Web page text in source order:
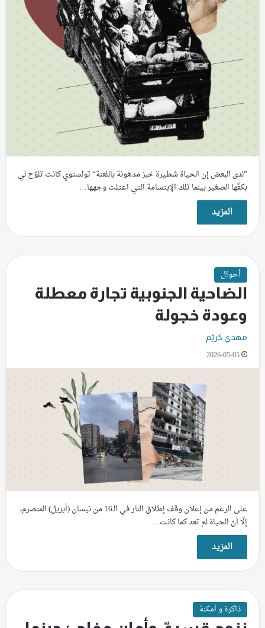
”لدى البعض إن الحياة شطيرة خبز مدهونة باللعنة“ تولستوي كانت تلوّح لي
بكفّها الصغير بينما تلك الإبتسامة التي اعتلت وجهها…
المزيد
أحوال
الضاحية الجنوبية تجارة معطلة
وعودة خجولة
مهدي كريّم
2026-05-05
على الرغم من إعلان وقف إطلاق النار في الـ16 من نيسان (أبريل) المنصرم،
إلّا أنّ الحياة لم تعد كما كانت…
المزيد
ذاكرة و أمكنة